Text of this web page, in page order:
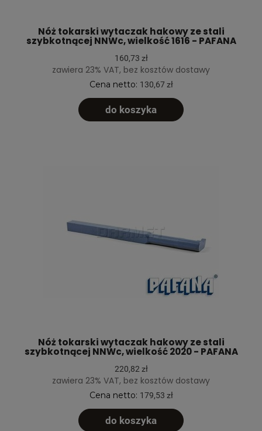
Nóż tokarski wytaczak hakowy ze stali
szybkotnącej NNWc, wielkość 1616 - PAFANA
160,73 zł
zawiera 23% VAT, bez kosztów dostawy
Cena netto: 130,67 zł
do koszyka
Nóż tokarski wytaczak hakowy ze stali
szybkotnącej NNWc, wielkość 2020 - PAFANA
220,82 zł
zawiera 23% VAT, bez kosztów dostawy
Cena netto: 179,53 zł
do koszyka